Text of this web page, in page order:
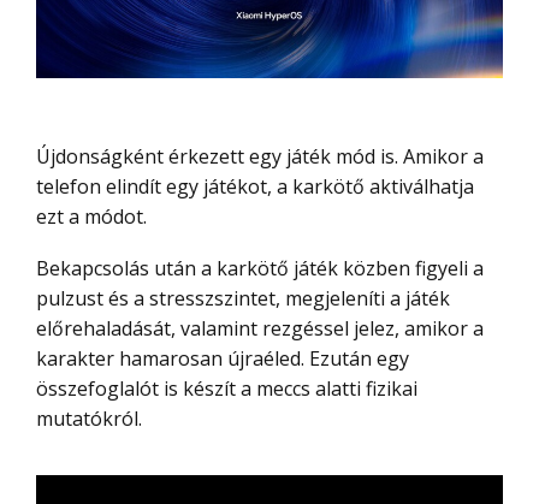
Újdonságként érkezett egy játék mód is. Amikor a
telefon elindít egy játékot, a karkötő aktiválhatja
ezt a módot.
Bekapcsolás után a karkötő játék közben figyeli a
pulzust és a stresszszintet, megjeleníti a játék
előrehaladását, valamint rezgéssel jelez, amikor a
karakter hamarosan újraéled. Ezután egy
összefoglalót is készít a meccs alatti fizikai
mutatókról.